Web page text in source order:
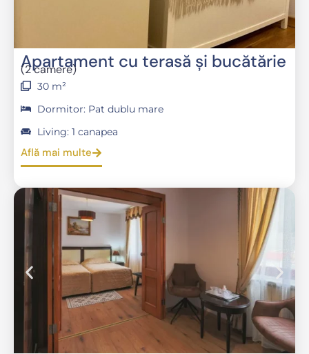
Apartament cu terasă şi bucătărie
(2 camere)
30 m²
Dormitor: Pat dublu mare
Living: 1 canapea
Află mai multe